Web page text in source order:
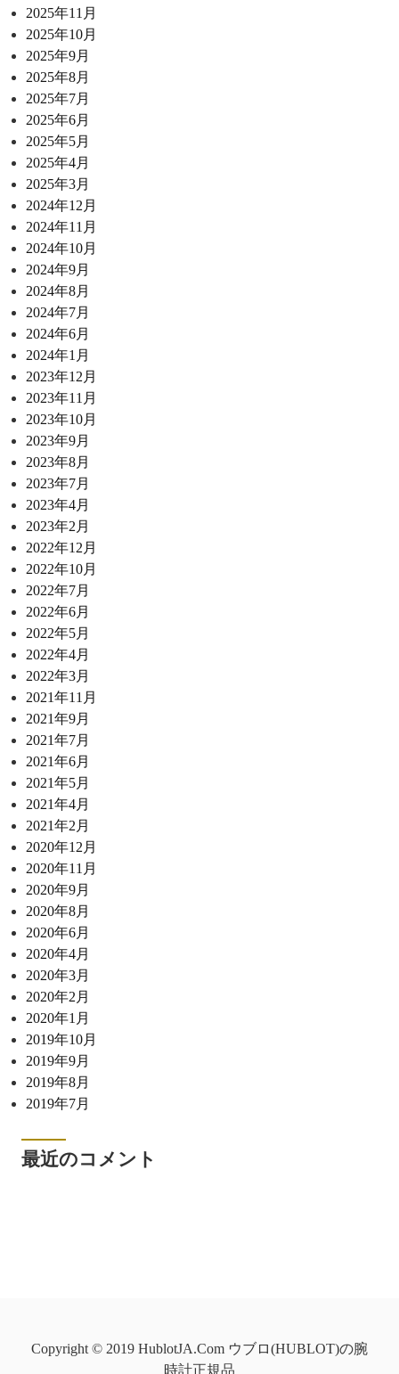
2025年11月
2025年10月
2025年9月
2025年8月
2025年7月
2025年6月
2025年5月
2025年4月
2025年3月
2024年12月
2024年11月
2024年10月
2024年9月
2024年8月
2024年7月
2024年6月
2024年1月
2023年12月
2023年11月
2023年10月
2023年9月
2023年8月
2023年7月
2023年4月
2023年2月
2022年12月
2022年10月
2022年7月
2022年6月
2022年5月
2022年4月
2022年3月
2021年11月
2021年9月
2021年7月
2021年6月
2021年5月
2021年4月
2021年2月
2020年12月
2020年11月
2020年9月
2020年8月
2020年6月
2020年4月
2020年3月
2020年2月
2020年1月
2019年10月
2019年9月
2019年8月
2019年7月
最近のコメント
Copyright © 2019 HublotJA.Com ウブロ(HUBLOT)の腕
時計正規品